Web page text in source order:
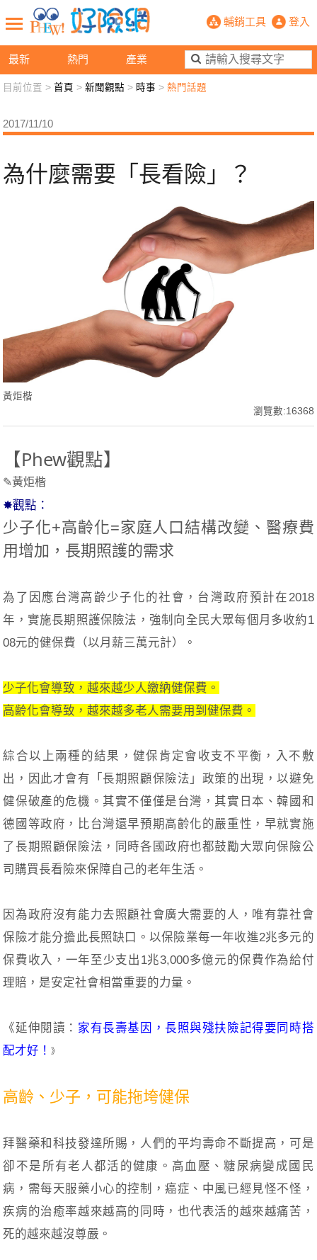
最新 熱門 產業
為什麼需要「長看險」？- PHEW!
輔銷工具 登入
新聞觀點 業務交流 好險懂生活
退休先準備 好險學堂 輔銷工具 活動專區
目前位置 >首頁 >新聞觀點 > 時事 >熱門話題
2017/11/10
為什麼需要「長看險」？
黃炬楷
瀏覽數:16368
【Phew觀點】
✎黃炬楷
✸觀點：
少子化+高齡化=家庭人口結構改變、醫療費
用增加，長期照護的需求
為了因應台灣高齡少子化的社會，台灣政府預計在2018
年，實施長期照護保險法，強制向全民大眾每個月多收約1
08元的健保費（以月薪三萬元計）。
少子化會導致，越來越少人繳納健保費。
高齡化會導致，越來越多老人需要用到健保費。
綜合以上兩種的結果，健保肯定會收支不平衡，入不敷
出，因此才會有「長期照顧保險法」政策的出現，以避免
健保破產的危機。其實不僅僅是台灣，其實日本、韓國和
德國等政府，比台灣還早預期高齡化的嚴重性，早就實施
了長期照顧保險法，同時各國政府也都鼓勵大眾向保險公
司購買長看險來保障自己的老年生活。
因為政府沒有能力去照顧社會廣大需要的人，唯有靠社會
保險才能分擔此長照缺口。以保險業每一年收進2兆多元的
保費收入，一年至少支出1兆3,000多億元的保費作為給付
理賠，是安定社會相當重要的力量。
《延伸閱讀： 家有長壽基因，長照與殘扶險記得要同時搭
配才好！》
高齡、少子，可能拖垮健保
拜醫藥和科技發達所賜，人們的平均壽命不斷提高，可是
卻不是所有老人都活的健康。高血壓、糖尿病變成國民
病，需每天服藥小心的控制，癌症、中風已經見怪不怪，
疾病的治癒率越來越高的同時，也代表活的越來越痛苦，
死的越來越沒尊嚴。